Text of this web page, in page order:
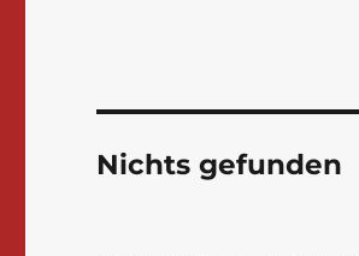
Nichts gefunden